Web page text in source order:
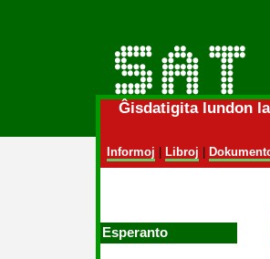
Ĝisdatigita lundon
Informoj Libroj
Esperanto